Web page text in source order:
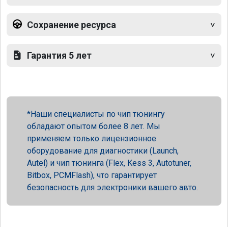
Сохранение ресурса
Гарантия 5 лет
Наши специалисты по чип тюнингу
обладают опытом более 8 лет. Мы
применяем только лицензионное
оборудование для диагностики (Launch,
Autel) и чип тюнинга (Flex, Kess 3, Autotuner,
Bitbox, PCMFlash), что гарантирует
безопасность для электроники вашего авто.